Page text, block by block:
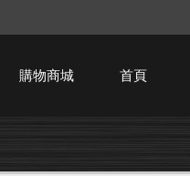
購物商城 首頁